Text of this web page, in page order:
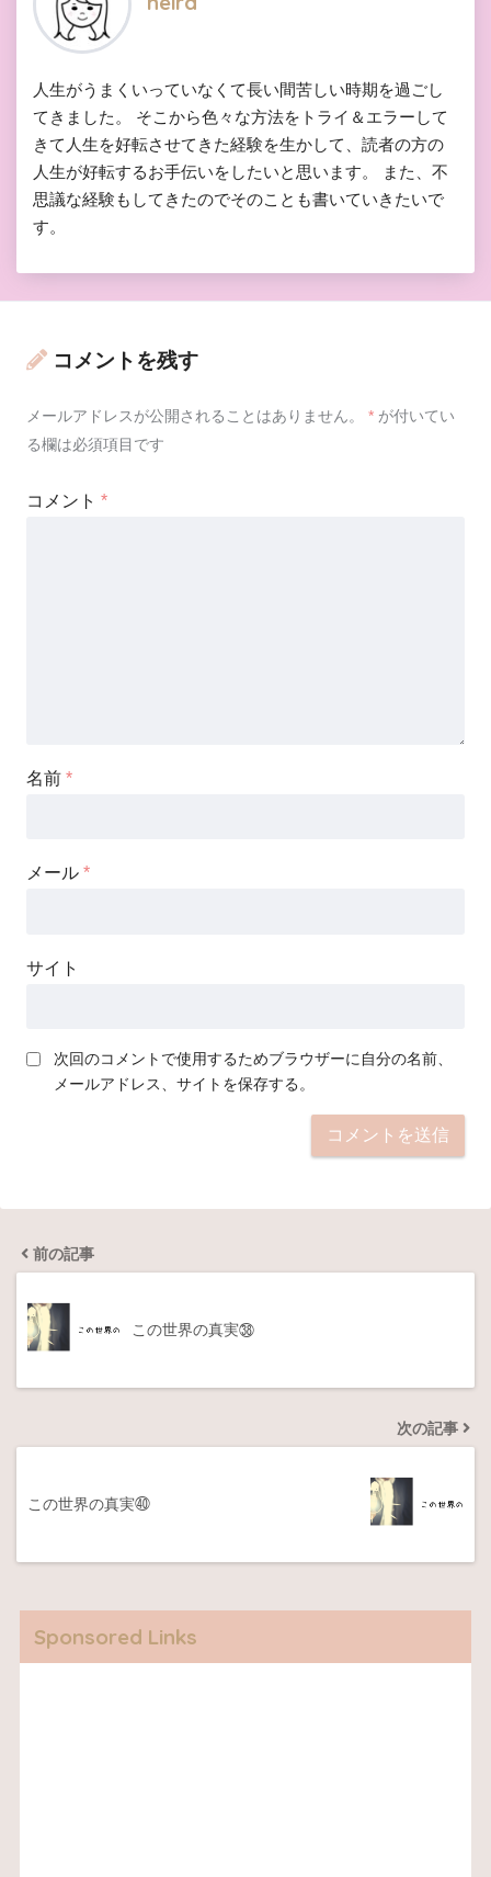
人生がうまくいっていなくて長い間苦しい時期を過ごし
てきました。 そこから色々な方法をトライ＆エラーして
きて人生を好転させてきた経験を生かして、読者の方の
人生が好転するお手伝いをしたいと思います。 また、不
思議な経験もしてきたのでそのことも書いていきたいで
す。
コメントを残す
メールアドレスが公開されることはありません。 * が付いてい
る欄は必須項目です
コメント *
名前 *
メール *
サイト
次回のコメントで使用するためブラウザーに自分の名前、
メールアドレス、サイトを保存する。
前の記事
この世界の真実㊳
次の記事
この世界の真実㊵
Sponsored Links